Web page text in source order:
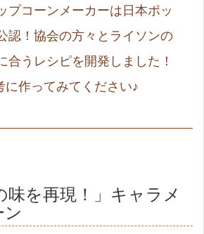
プコーンメーカーは日本ポッ
認！協会の方々とライソンの
合うレシピを開発しました！
に作ってみてください♪
を再現！」キャラメ